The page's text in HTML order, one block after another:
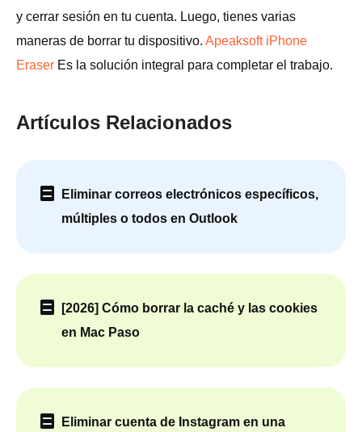
y cerrar sesión en tu cuenta. Luego, tienes varias
maneras de borrar tu dispositivo. Apeaksoft iPhone
Eraser Es la solución integral para completar el trabajo.
Artículos Relacionados
Eliminar correos electrónicos específicos,
múltiples o todos en Outlook
[2026] Cómo borrar la caché y las cookies
en Mac Paso
Eliminar cuenta de Instagram en una